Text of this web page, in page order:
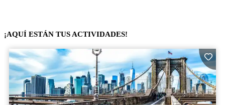
¡AQUÍ ESTÁN TUS ACTIVIDADES!